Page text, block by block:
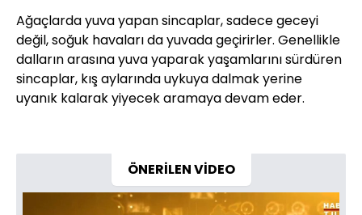
Ağaçlarda yuva yapan sincaplar, sadece geceyi
değil, soğuk havaları da yuvada geçirirler. Genellikle
dalların arasına yuva yaparak yaşamlarını sürdüren
sincaplar, kış aylarında uykuya dalmak yerine
uyanık kalarak yiyecek aramaya devam eder.
ÖNERİLEN VİDEO